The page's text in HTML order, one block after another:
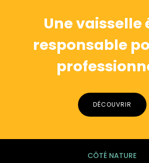
Une vaisselle
responsable
DÉCOUVRIR
CÔTÉ NATURE